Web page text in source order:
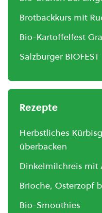
Brotbackkurs mit
Bio-Kartoffelfest
Salzburger BIOFEST
Rezepte
Herbstliches
überbacken
Dinkelmilchreis mit
Brioche, Osterzopf
Bio-Smoothies